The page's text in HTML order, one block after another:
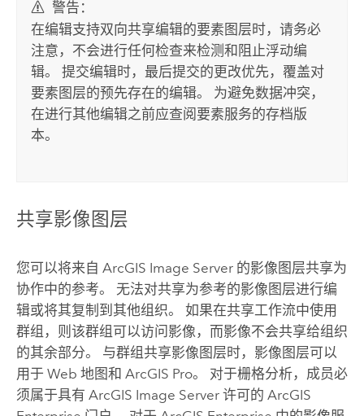
警告：
在编辑支持双向共享编辑的要素图层时，请务必
注意，不会进行任何检查来检测和阻止浮动编
辑。 提交编辑时，最后提交的更改优先，覆盖对
要素图层的预先存在的编辑。 为避免数据冲突，
在进行其他编辑之前应查阅要素服务的存档版
本。
共享影像图层
您可以将来自 ArcGIS Image Server的影像图层共享为
协作中的参考。 无法对共享为参考的影像图层进行编
辑或将其复制到其他组织。 如果在共享工作流中使用
群组，则该群组可以访问影像，而影像不会共享给组织
的其余部分。 与群组共享影像图层时，影像图层可以
用于 Web 地图和 ArcGIS Pro。 对于栅格分析，成员必
须属于具有 ArcGIS Image Server许可的 ArcGIS